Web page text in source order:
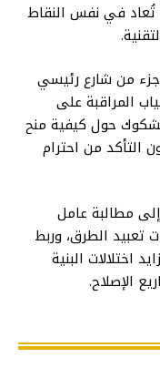
تُعاد في نفس النقاط
جزء من شارع رئيسي
المراقبة على
حول كيفية منح
التأكد من احترام
مطالبة عامل
تعبيد الطرق، وربط
اختلالات البنية
الإصلاح.